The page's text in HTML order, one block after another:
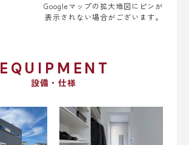
Googleマップの拡大地図にピンが
表示されない場合がございます。
EQUIPMENT
設備・仕様